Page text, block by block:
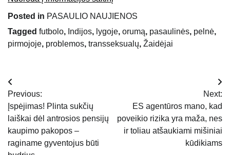
Posted in PASAULIO NAUJIENOS
Tagged futbolo, Indijos, lygoje, orumą, pasaulinės, pelnė,
pirmojoje, problemos, transseksualų, Žaidėjai
Navigacija
tarp
įrašų
Previous:
Įspėjimas! Plinta sukčių
laiškai dėl antrosios pensijų
kaupimo pakopos –
raginame gyventojus būti
Next:
ES agentūros mano, kad
poveikio rizika yra maža, nes
ir toliau atšaukiami mišiniai
kūdikiams